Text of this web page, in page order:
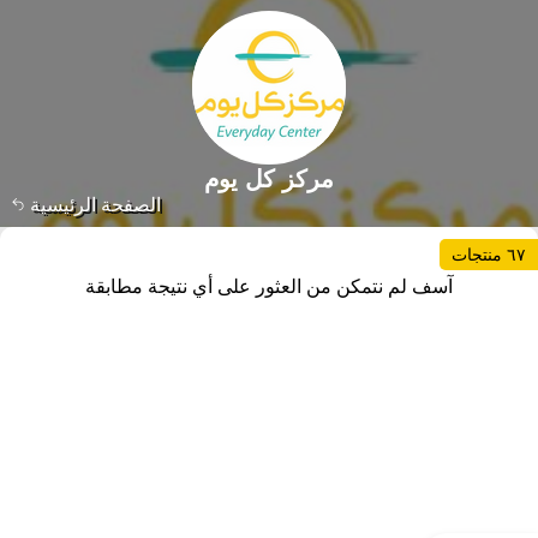
الصفحة الرئيسية
مركز كل يوم
٦٧ منتجات
آسف لم نتمكن من العثور على أي نتيجة مطابقة